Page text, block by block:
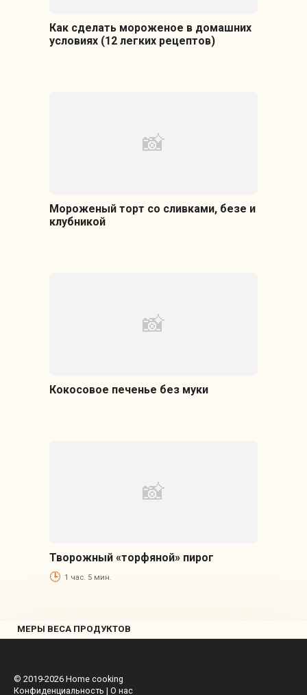
Как сделать мороженое в домашних
условиях (12 легких рецептов)
Мороженый торт со сливками, безе и
клубникой
Кокосовое печенье без муки
Творожный «торфяной» пирог
1 час. 5 мин.
МЕРЫ ВЕСА ПРОДУКТОВ
© 2019-2026 Home cooking
Конфиденциальность | О нас